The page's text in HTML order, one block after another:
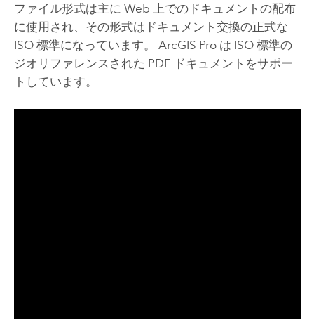
ファイル形式は主に Web 上でのドキュメントの配布
に使用され、その形式はドキュメント交換の正式な
ISO 標準になっています。 ArcGIS Proは ISO 標準の
ジオリファレンスされた PDF ドキュメントをサポー
トしています。